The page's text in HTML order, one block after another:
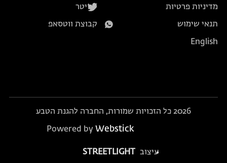
מדיניות פרטיות
תנאי שימוש
English
טוויטר
קבוצת ווטסאפ
2026 כל הזכויות שמורות, החברה להגנת הטבע
Powered by Webstick
עיצוב STREETLIGHT